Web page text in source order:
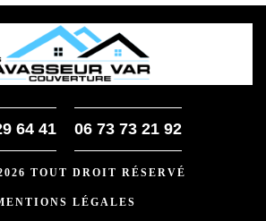
64 41 06 73 73 21 92
TOUT DROIT RÉSERVÉ
LÉGALES